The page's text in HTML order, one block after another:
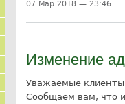
07 Мар 2018 — 23:46
Изменение
Уважаемые
Сообщаем вам, что